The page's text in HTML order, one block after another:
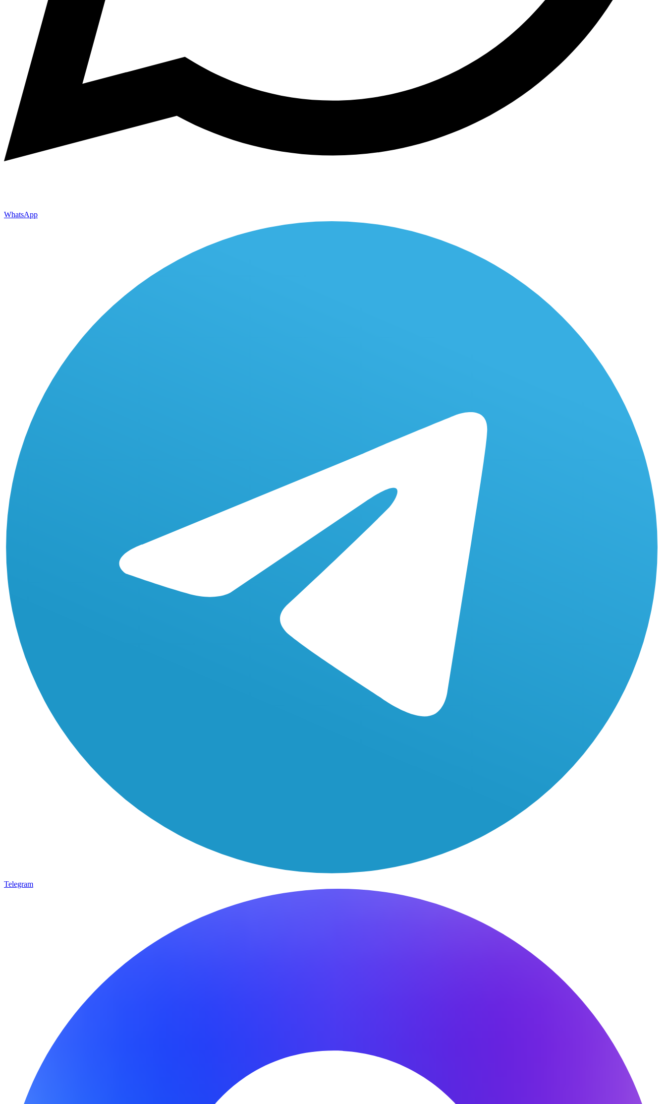
WhatsApp
Telegram